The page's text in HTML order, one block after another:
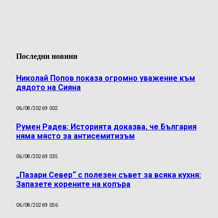
Последни новини
Николай Попов показа огромно уважение към
дядото на Сияна
06/08/20269 002
Румен Радев: Историята доказва, че България
няма място за антисемитизъм
06/08/20269 035
„Пазари Север“ с полезен съвет за всяка кухня:
Запазете корените на копъра
06/08/20269 056